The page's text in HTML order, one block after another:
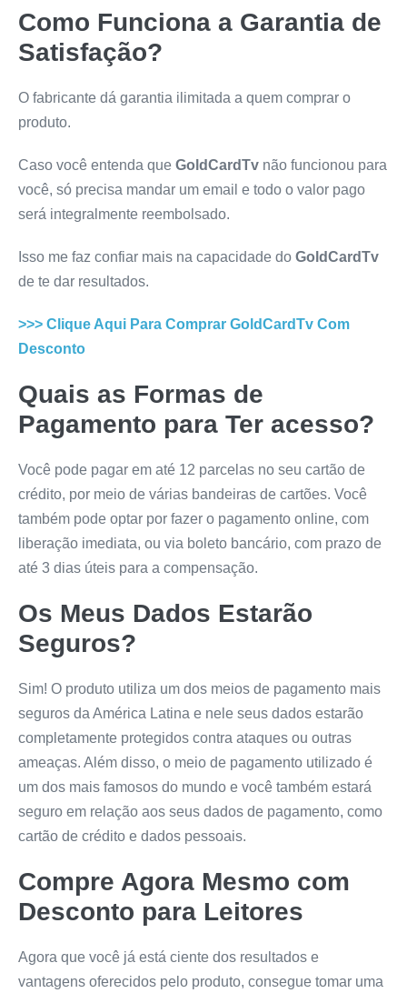
Como Funciona a Garantia de
Satisfação?
O fabricante dá garantia ilimitada a quem comprar o
produto.
Caso você entenda que GoldCardTv não funcionou para
você, só precisa mandar um email e todo o valor pago
será integralmente reembolsado.
Isso me faz confiar mais na capacidade do GoldCardTv
de te dar resultados.
>>> Clique Aqui Para Comprar GoldCardTv Com
Desconto
Quais as Formas de
Pagamento para Ter acesso?
Você pode pagar em até 12 parcelas no seu cartão de
crédito, por meio de várias bandeiras de cartões. Você
também pode optar por fazer o pagamento online, com
liberação imediata, ou via boleto bancário, com prazo de
até 3 dias úteis para a compensação.
Os Meus Dados Estarão
Seguros?
Sim! O produto utiliza um dos meios de pagamento mais
seguros da América Latina e nele seus dados estarão
completamente protegidos contra ataques ou outras
ameaças. Além disso, o meio de pagamento utilizado é
um dos mais famosos do mundo e você também estará
seguro em relação aos seus dados de pagamento, como
cartão de crédito e dados pessoais.
Compre Agora Mesmo com
Desconto para Leitores
Agora que você já está ciente dos resultados e
vantagens oferecidos pelo produto, consegue tomar uma